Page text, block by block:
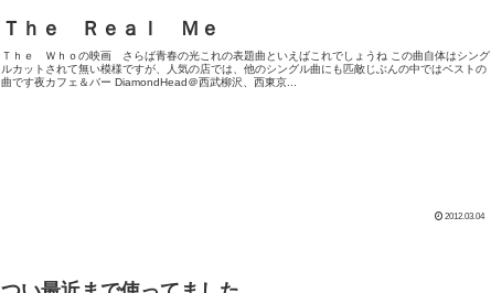
Ｔｈｅ Ｒｅａｌ Ｍｅ
Ｔｈｅ Ｗｈｏの映画 さらば青春の光これの表題曲といえばこれでしょうね この曲自体はシング
ルカットされて無い模様ですが、人気の店では、他のシングル曲にも匹敵じぶんの中ではベストの
曲です夜カフェ＆バー DiamondHead＠西武柳沢、西東京...
2012.03.04